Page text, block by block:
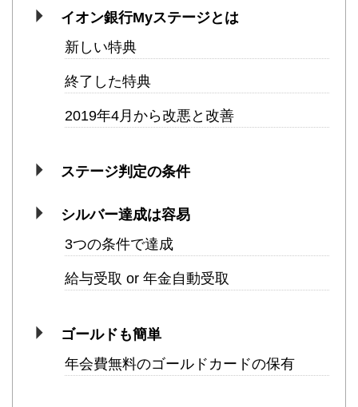
イオン銀行Myステージとは
新しい特典
終了した特典
2019年4月から改悪と改善
ステージ判定の条件
シルバー達成は容易
3つの条件で達成
給与受取 or 年金自動受取
ゴールドも簡単
年会費無料のゴールドカードの保有